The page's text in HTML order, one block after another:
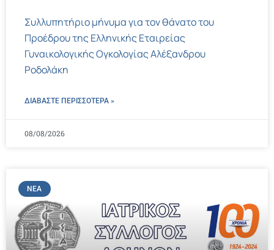
Συλλυπητήριο μήνυμα για τον θάνατο του
Προέδρου της Ελληνικής Εταιρείας
Γυναικολογικής Ογκολογίας Αλέξανδρου
Ροδολάκη
ΔΙΑΒΑΣΤΕ ΠΕΡΙΣΣΌΤΕΡΑ »
08/08/2026
ΝΈΑ